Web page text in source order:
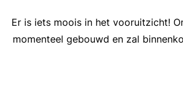
Er is iets moois in het vooruitzicht!
momenteel gebouwd en zal